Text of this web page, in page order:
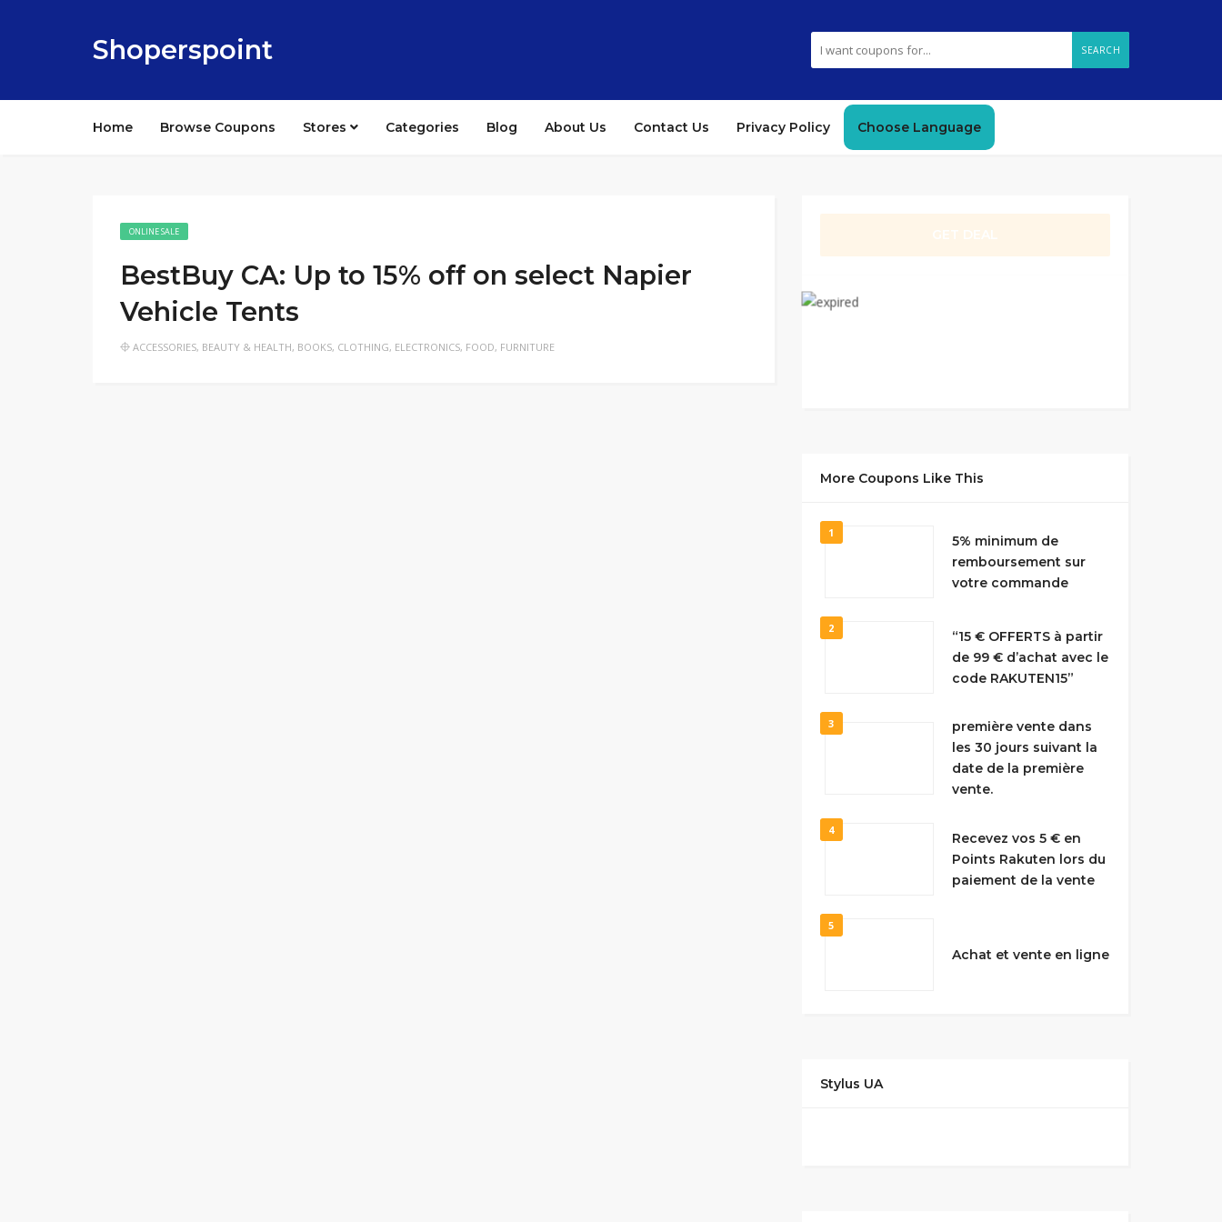
Shoperspoint SEARCH
Home Browse Coupons Stores Categories Blog About Us Contact Us Privacy Policy Choose Language
ONLINE SALE
BestBuy CA: Up to 15% off on select Napier
Vehicle Tents
ACCESSORIES, BEAUTY & HEALTH, BOOKS, CLOTHING, ELECTRONICS, FOOD, FURNITURE
More Coupons Like This
1
5% minimum de
remboursement sur
votre commande
2
“15 € OFFERTS à partir
de 99 € d’achat avec le
code RAKUTEN15”
3
première vente dans
les 30 jours suivant la
date de la première
vente.
4
Recevez vos 5 € en
Points Rakuten lors du
paiement de la vente
5
Achat et vente en ligne
Stylus UA